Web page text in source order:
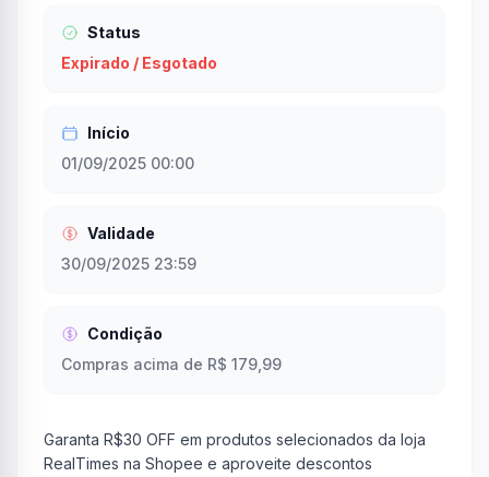
Status
Expirado / Esgotado
Início
01/09/2025 00:00
Validade
30/09/2025 23:59
Condição
Compras acima de R$ 179,99
Garanta R$30 OFF em produtos selecionados da loja
RealTimes na Shopee e aproveite descontos